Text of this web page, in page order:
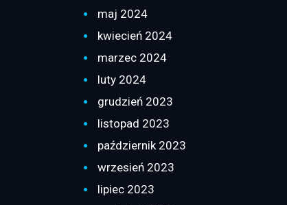
maj 2024
kwiecień 2024
marzec 2024
luty 2024
grudzień 2023
listopad 2023
październik 2023
wrzesień 2023
lipiec 2023